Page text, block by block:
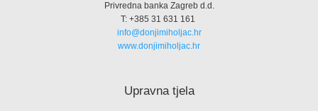
Privredna banka Zagreb d.d.
T: +385 31 631 161
info@donjimiholjac.hr
www.donjimiholjac.hr
Upravna tjela